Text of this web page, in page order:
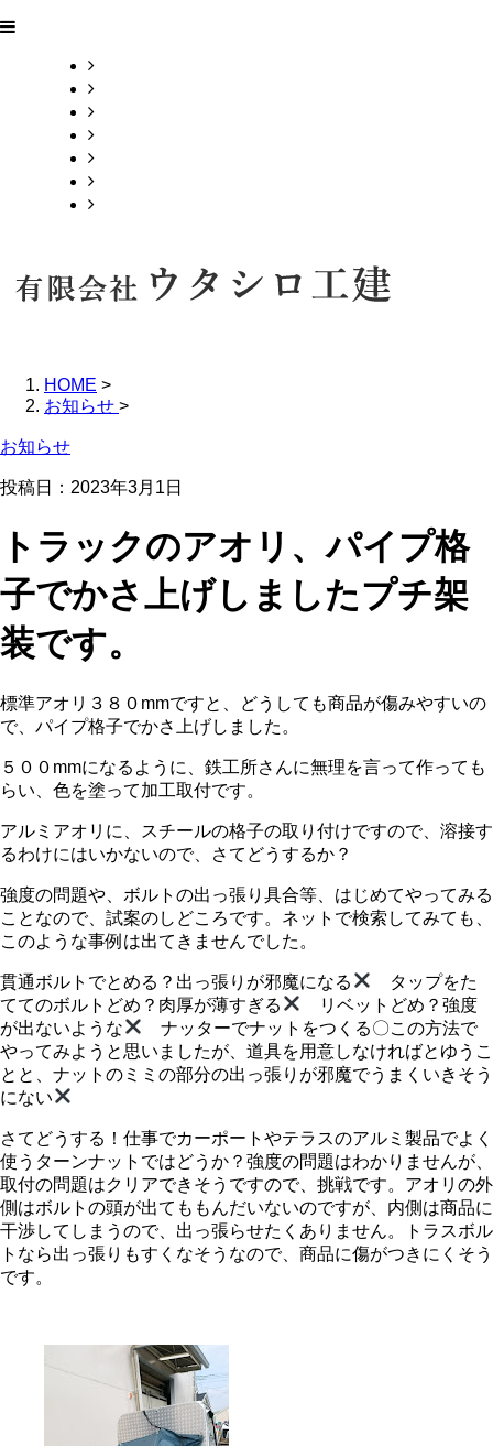
HOME >
お知らせ >
お知らせ
投稿日： 2023年3月1日
トラックのアオリ、パイプ格
子でかさ上げしましたプチ架
装です。
標準アオリ３８０mmですと、どうしても商品が傷みやすいの
で、パイプ格子でかさ上げしました。
５００mmになるように、鉄工所さんに無理を言って作っても
らい、色を塗って加工取付です。
アルミアオリに、スチールの格子の取り付けですので、溶接す
るわけにはいかないので、さてどうするか？
強度の問題や、ボルトの出っ張り具合等、はじめてやってみる
ことなので、試案のしどころです。ネットで検索してみても、
このような事例は出てきませんでした。
貫通ボルトでとめる？出っ張りが邪魔になる
タップをた
ててのボルトどめ？肉厚が薄すぎる
リベットどめ？強度
が出ないような
ナッターでナットをつくる〇この方法で
やってみようと思いましたが、道具を用意しなければとゆうこ
とと、ナットのミミの部分の出っ張りが邪魔でうまくいきそう
にない
さてどうする！仕事でカーポートやテラスのアルミ製品でよく
使うターンナットではどうか？強度の問題はわかりませんが、
取付の問題はクリアできそうですので、挑戦です。アオリの外
側はボルトの頭が出てももんだいないのですが、内側は商品に
干渉してしまうので、出っ張らせたくありません。トラスボル
トなら出っ張りもすくなそうなので、商品に傷がつきにくそう
です。